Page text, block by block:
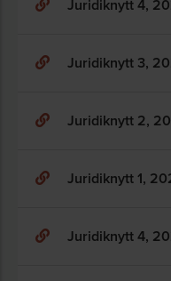
Juridiknytt 4,
Juridiknytt 3,
Juridiknytt 2,
Juridiknytt 1,
Juridiknytt 4,